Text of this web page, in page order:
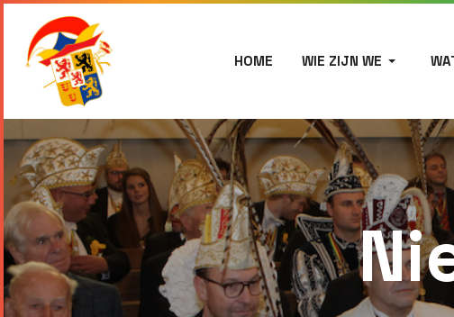
HOME WIE ZIJN WE